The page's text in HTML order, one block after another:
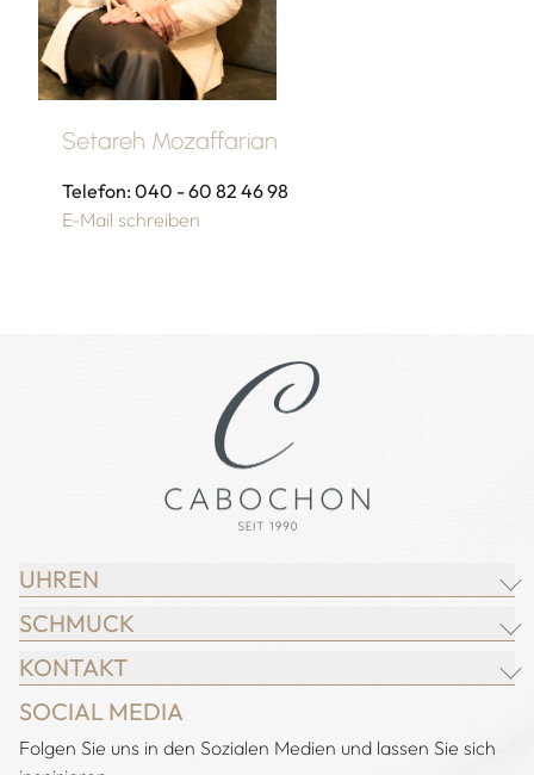
Setareh Mozaffarian
Telefon: 040 - 60 82 46 98
E-Mail schreiben
UHREN
BREITLING
CHOPARD
IWC SCHAFFHAUSEN
JACOB & CO.
SCHMUCK
JUWELIER CABOCHON
CHOPARD
DEMEGLIO
KONTAKT
Adresse:
Juwelier Cabochon
SOCIAL MEDIA
Folgen Sie uns in den Sozialen Medien und lassen Sie sich